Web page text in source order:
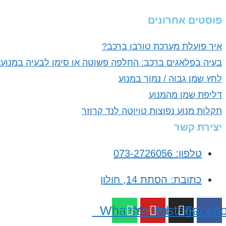
פוסטים אחרונים
איך פועלת מערכת טורבו ברכב?
בעיה בפלאגים ברכב: החלפה פשוטה או סימן לבעיה
לחץ שמן גבוה / נמוך במנוע
דליפת שמן מהמנוע
תקלות מנוע נפוצות טויוטה לנד קרוזר
יצירת קשר
טלפון: 073-2726056
כתובת: הסתת 14, חולון
Instagram
Youtube
Whatsapp